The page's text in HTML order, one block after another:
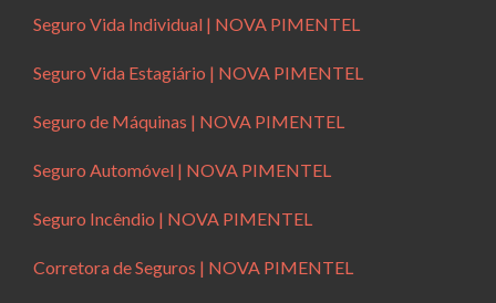
Seguro Vida Individual | NOVA PIMENTEL
Seguro Vida Estagiário | NOVA PIMENTEL
Seguro de Máquinas | NOVA PIMENTEL
Seguro Automóvel | NOVA PIMENTEL
Seguro Incêndio | NOVA PIMENTEL
Corretora de Seguros | NOVA PIMENTEL